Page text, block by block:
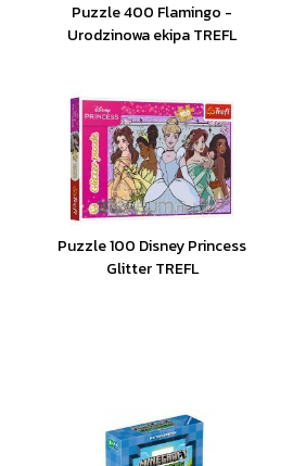
Puzzle 400 Flamingo -
Urodzinowa ekipa TREFL
Puzzle 100 Disney Princess
Glitter TREFL